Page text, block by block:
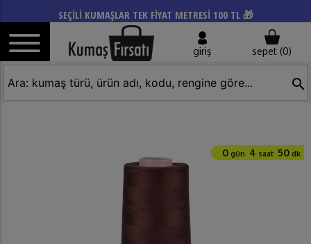
SEÇİLİ KUMAŞLAR TEK FİYAT METRESİ 100 TL 🎁
giriş sepet (0)
search
0gün 4 saat 50dk